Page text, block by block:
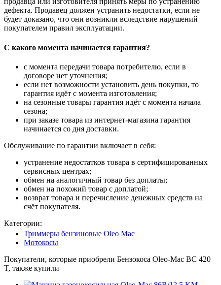
дефекта. Продавец должен устранить недостатки, если не
будет доказано, что они возникли вследствие нарушений
покупателем правил эксплуатации.
С какого момента начинается гарантия?
с момента передачи товара потребителю, если в
договоре нет уточнения;
если нет возможности установить день покупки, то
гарантия идёт с момента изготовления;
на сезонные товары гарантия идёт с момента начала
сезона;
при заказе товара из интернет-магазина гарантия
начинается со дня доставки.
Обслуживание по гарантии включает в себя:
устранение недостатков товара в сертифицированных
сервисных центрах;
обмен на аналогичный товар без доплаты;
обмен на похожий товар с доплатой;
возврат товара и перечисление денежных средств на
счёт покупателя.
Категории:
Триммеры бензиновые Oleo Mac
Мотокосы
Покупатели, которые приобрели Бензокоса Oleo-Mac BC 420
T, также купили